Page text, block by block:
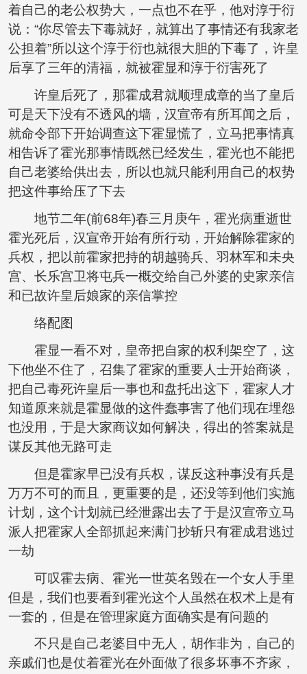
着自己的老公权势大，一点也不在乎，他对淳于衍
说：“你尽管去下毒就好，就算出了事情还有我家老
公担着”所以这个淳于衍也就很大胆的下毒了，许皇
后享了三年的清福，就被霍显和淳于衍害死了
许皇后死了，那霍成君就顺理成章的当了皇后
可是天下没有不透风的墙，汉宣帝有所耳闻之后，
就命令部下开始调查这下霍显慌了，立马把事情真
相告诉了霍光那事情既然已经发生，霍光也不能把
自己老婆给供出去，所以也就只能利用自己的权势
把这件事给压了下去
地节二年(前68年)春三月庚午，霍光病重逝世
霍光死后，汉宣帝开始有所行动，开始解除霍家的
兵权，把以前霍家把持的胡越骑兵、羽林军和未央
宫、长乐宫卫将屯兵一概交给自己外婆的史家亲信
和已故许皇后娘家的亲信掌控
络配图
霍显一看不对，皇帝把自家的权利架空了，这
下他坐不住了，召集了霍家的重要人士开始商谈，
把自己毒死许皇后一事也和盘托出这下，霍家人才
知道原来就是霍显做的这件蠢事害了他们现在埋怨
也没用，于是大家商议如何解决，得出的答案就是
谋反其他无路可走
但是霍家早已没有兵权，谋反这种事没有兵是
万万不可的而且，更重要的是，还没等到他们实施
计划，这个计划就已经泄露出去了于是汉宣帝立马
派人把霍家人全部抓起来满门抄斩只有霍成君逃过
一劫
可叹霍去病、霍光一世英名毁在一个女人手里
但是，我们也要看到霍光这个人虽然在权术上是有
一套的，但是在管理家庭方面确实是有问题的
不只是自己老婆目中无人，胡作非为，自己的
亲戚们也是仗着霍光在外面做了很多坏事不齐家，